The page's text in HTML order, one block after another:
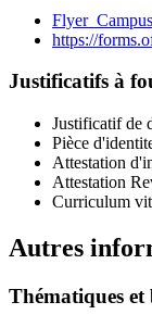
https://
Justificatifs à
Justificatif de
Pièce
Attestation
Attestation
Curriculum
Autres
Thématiques et